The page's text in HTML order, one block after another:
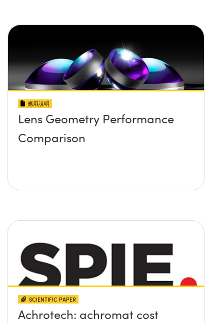
應用說明
Lens Geometry Performance
Comparison
SCIENTIFIC PAPER
Achrotech: achromat cost